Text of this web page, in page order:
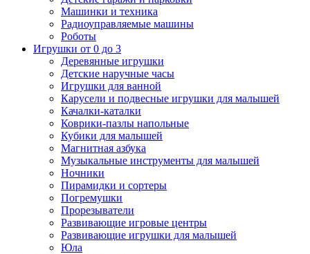
Машинки и техника
Радиоуправляемые машины
Роботы
Игрушки от 0 до 3
Деревянные игрушки
Детские наручные часы
Игрушки для ванной
Карусели и подвесные игрушки для малышей
Качалки-каталки
Коврики-пазлы напольные
Кубики для малышей
Магнитная азбука
Музыкальные инструменты для малышей
Ночники
Пирамидки и сортеры
Погремушки
Прорезыватели
Развивающие игровые центры
Развивающие игрушки для малышей
Юла